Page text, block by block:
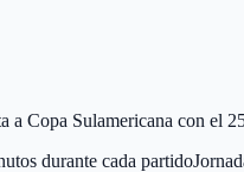
a Copa Sulamericana con el
durante cada partido